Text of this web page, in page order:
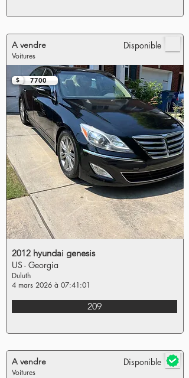
A vendre Disponible
Voitures
7700
$
2012 hyundai genesis
US - Georgia
Duluth
4 mars 2026 à 07:41:01
209
A vendre Disponible
Voitures